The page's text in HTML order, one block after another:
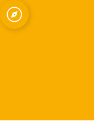
und
Open quicklink menu